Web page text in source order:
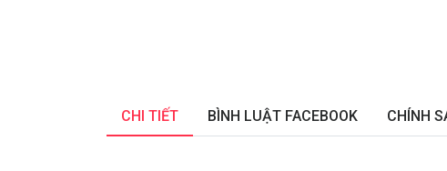
CHI TIẾT BÌNH LUẬT FACEBOOK CHÍNH